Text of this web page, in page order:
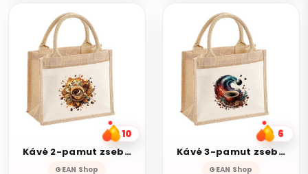
10
Kávé 2-pamut zsebes juta midi bevásárlótáska
GEAN Shop
6
Kávé 3-pamut zsebes juta midi bevásárlótáska
GEAN Shop